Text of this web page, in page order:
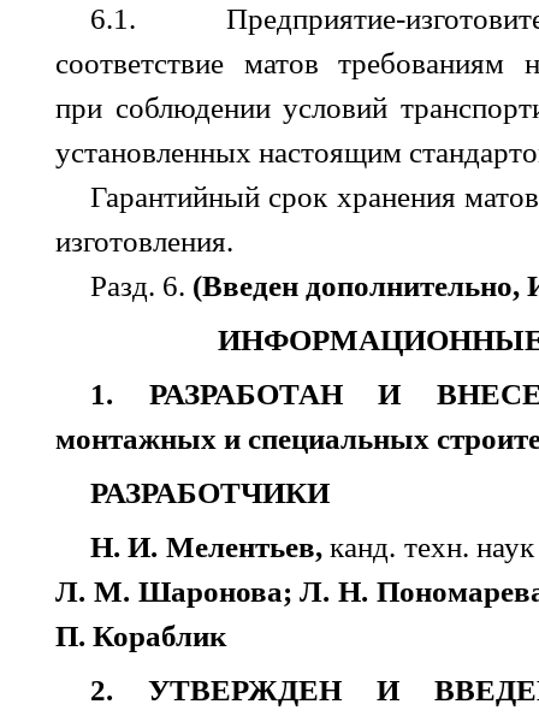
6.1. Предприятие-
соответствие матов требованиям
при соблюдении условий
установленных настоящим
Гарантийный срок хранения
изготовления.
Разд. 6. (Введен
1. РАЗРАБОТАН И ВНЕСЕН
монтажных и специальных
РАЗРАБОТЧИКИ
Н. И. Мелентьев,канд. техн.
Л. М. Шаронова; Л. Н.
П. Кораблик
2. УТВЕРЖДЕН И